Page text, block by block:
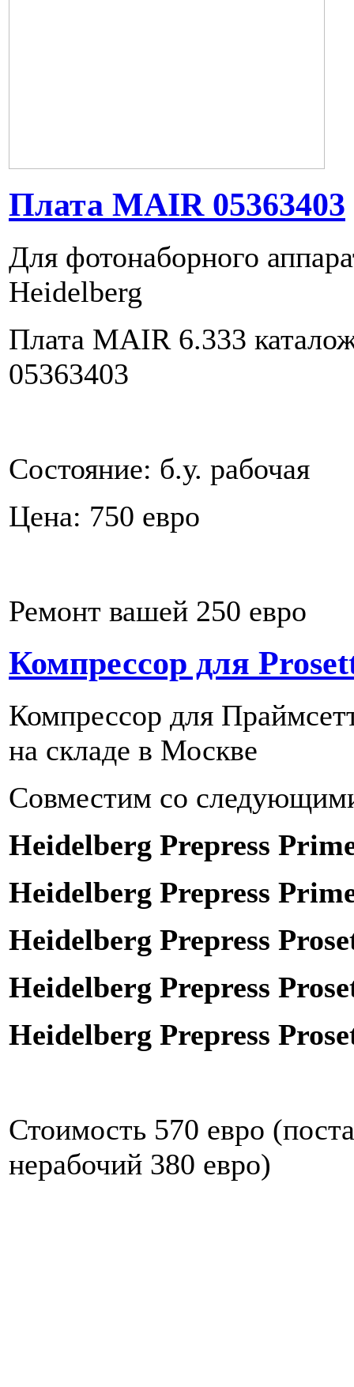
Плата MAIR 05363403
Для фотонаборного
Heidelberg
Плата MAIR 6.333
05363403
Состояние: б.у. рабочая
Цена: 750 евро
Ремонт вашей 250 евро
Компрессор для
Компрессор для
на складе в Москве
Совместим со
Heidelberg Prepress
Heidelberg Prepress
Heidelberg Prepress
Heidelberg Prepress
Heidelberg Prepress
Стоимость 570 евро
нерабочий 380 евро)